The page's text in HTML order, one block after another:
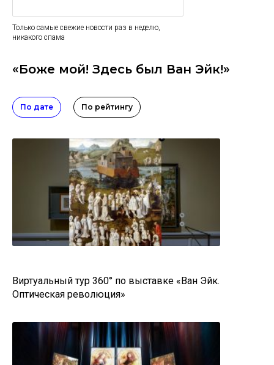
Только самые свежие новости раз в неделю,
никакого спама
«Боже мой! Здесь был Ван Эйк!»
По дате По рейтингу
Виртуальный тур 360° по выставке «Ван Эйк.
Оптическая революция»